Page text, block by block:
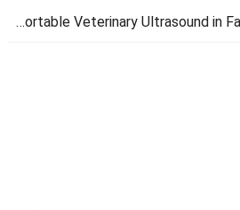
BXL Portable Veterinary Ultrasound